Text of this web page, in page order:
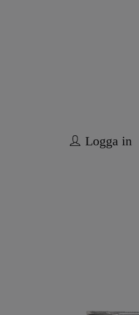
Logga in